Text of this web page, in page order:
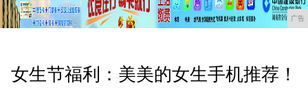
广告
女生节福利：美美的女生手机推荐！